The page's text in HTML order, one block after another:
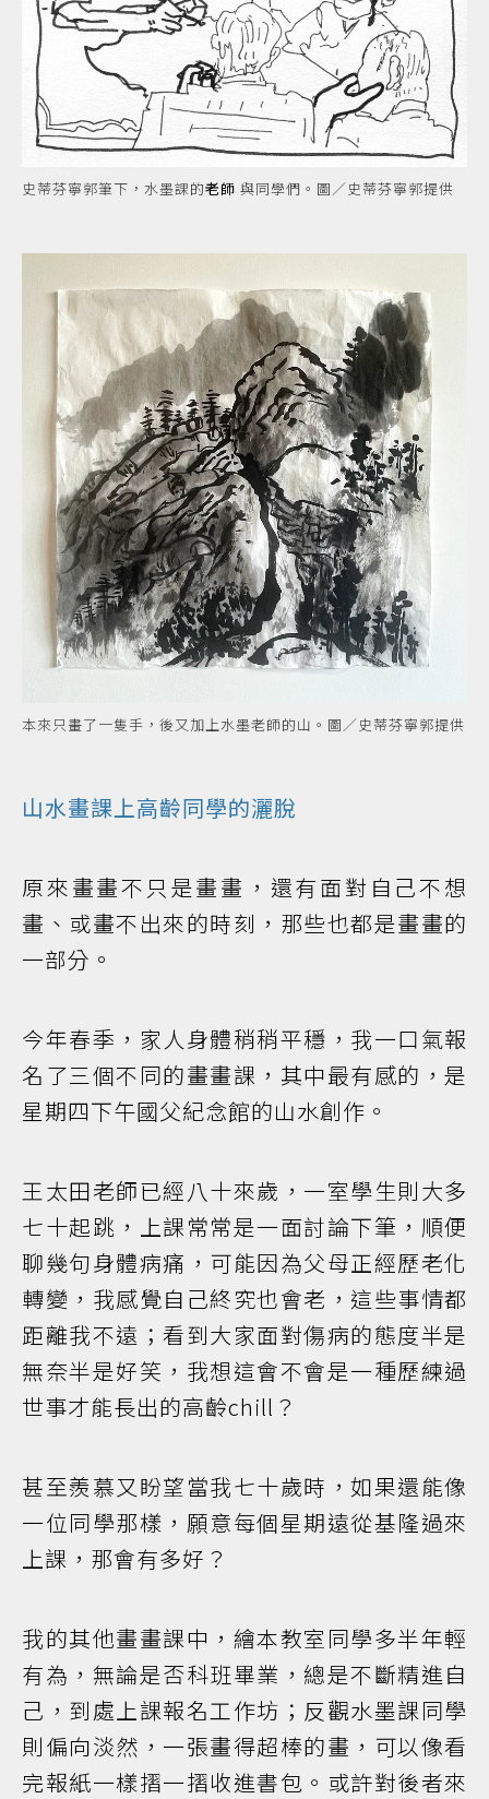
史蒂芬寧郭筆下，水墨課的老師 與同學們。圖／史蒂芬寧郭提供
本來只畫了一隻手，後又加上水墨老師的山。圖／史蒂芬寧郭提供
山水畫課上高齡同學的灑脫
原來畫畫不只是畫畫，還有面對自己不想
畫、或畫不出來的時刻，那些也都是畫畫的
一部分。
今年春季，家人身體稍稍平穩，我一口氣報
名了三個不同的畫畫課，其中最有感的，是
星期四下午國父紀念館的山水創作。
王太田老師已經八十來歲，一室學生則大多
七十起跳，上課常常是一面討論下筆，順便
聊幾句身體病痛，可能因為父母正經歷老化
轉變，我感覺自己終究也會老，這些事情都
距離我不遠；看到大家面對傷病的態度半是
無奈半是好笑，我想這會不會是一種歷練過
世事才能長出的高齡chill？
甚至羨慕又盼望當我七十歲時，如果還能像
一位同學那樣，願意每個星期遠從基隆過來
上課，那會有多好？
我的其他畫畫課中，繪本教室同學多半年輕
有為，無論是否科班畢業，總是不斷精進自
己，到處上課報名工作坊；反觀水墨課同學
則偏向淡然，一張畫得超棒的畫，可以像看
完報紙一樣摺一摺收進書包。或許對後者來